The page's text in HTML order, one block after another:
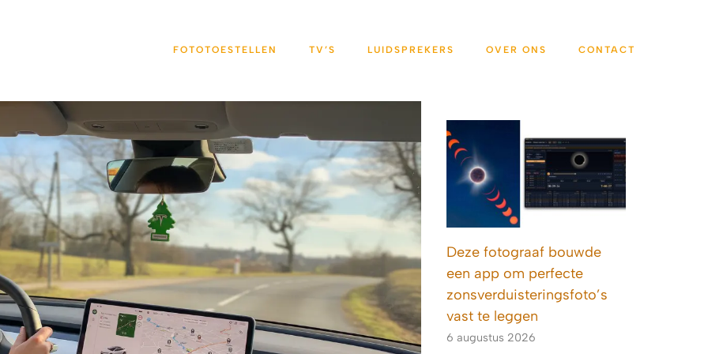
FOTOTOESTELLEN TV’S LUIDSPREKERS OVER ONS CONTACT
Deze fotograaf bouwde
een app om perfecte
zonsverduisteringsfoto’s
vast te leggen
6 augustus 2026